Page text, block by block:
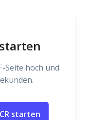
Seite hoch und
starten